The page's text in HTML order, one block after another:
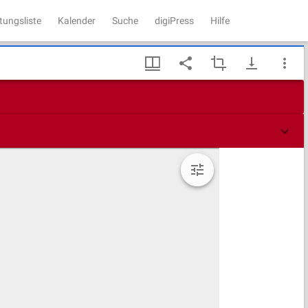
Kalender Suche digiPress Hilfe